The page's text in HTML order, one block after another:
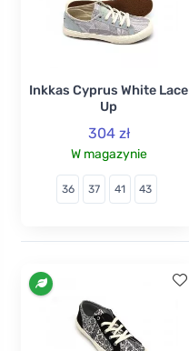
Inkkas Cyprus White Lace
Up
304 zł
W magazynie
36 37 41 43